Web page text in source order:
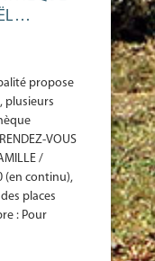
propose
plusieurs
VOUS
/
(en continu),
places
: Pour